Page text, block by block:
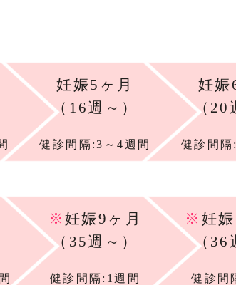
妊娠5ヶ月
（16週～）
健診間隔:3～4週間
妊娠
（20
健診間隔
※妊娠9ヶ月
（35週～）
健診間隔:1週間
※ 妊
（36
健診間